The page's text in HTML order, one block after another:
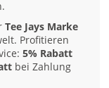
Tee Jays Marke
Profitieren
5% Rabatt
bei Zahlung